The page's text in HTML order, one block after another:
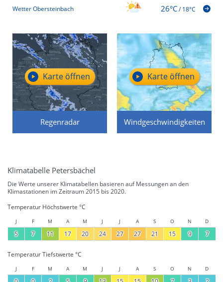
Wetter Obersteinbach 26°C/18°C
Regenradar
Karte öffnen
Windgeschwindigkeiten
Karte öffnen
Klimatabelle Petersbächel
Die Werte unserer Klimatabellen basieren auf Messungen an den
Klimastationen im Zeitraum 2015 bis 2020.
Temperatur Höchstwerte °C
J F M A M J J A S O N D
5 7 11 17 20 24 27 27 21 15 9 7
Temperatur Tiefstwerte °C
J F M A M J J A S O N D